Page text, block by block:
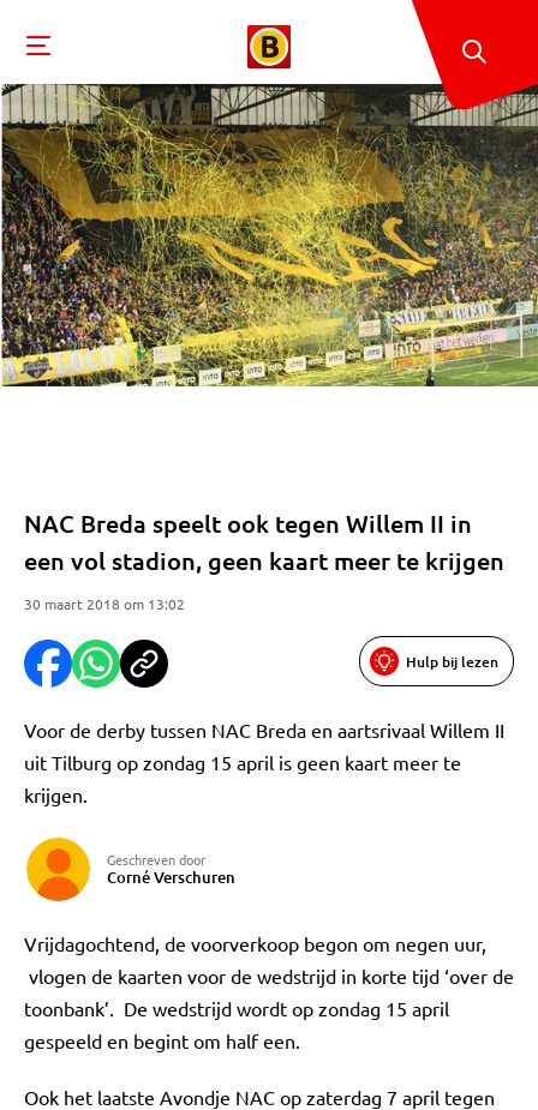
NAC Breda speelt ook tegen Willem II in
een vol stadion, geen kaart meer te krijgen
30 maart 2018 om 13:02
Hulp bij lezen
Voor de derby tussen NAC Breda en aartsrivaal Willem II
uit Tilburg op zondag 15 april is geen kaart meer te
krijgen.
Geschreven door
Corné Verschuren
Vrijdagochtend, de voorverkoop begon om negen uur,
vlogen de kaarten voor de wedstrijd in korte tijd ‘over de
toonbank’. De wedstrijd wordt op zondag 15 april
gespeeld en begint om half een.
Ook het laatste Avondje NAC op zaterdag 7 april tegen